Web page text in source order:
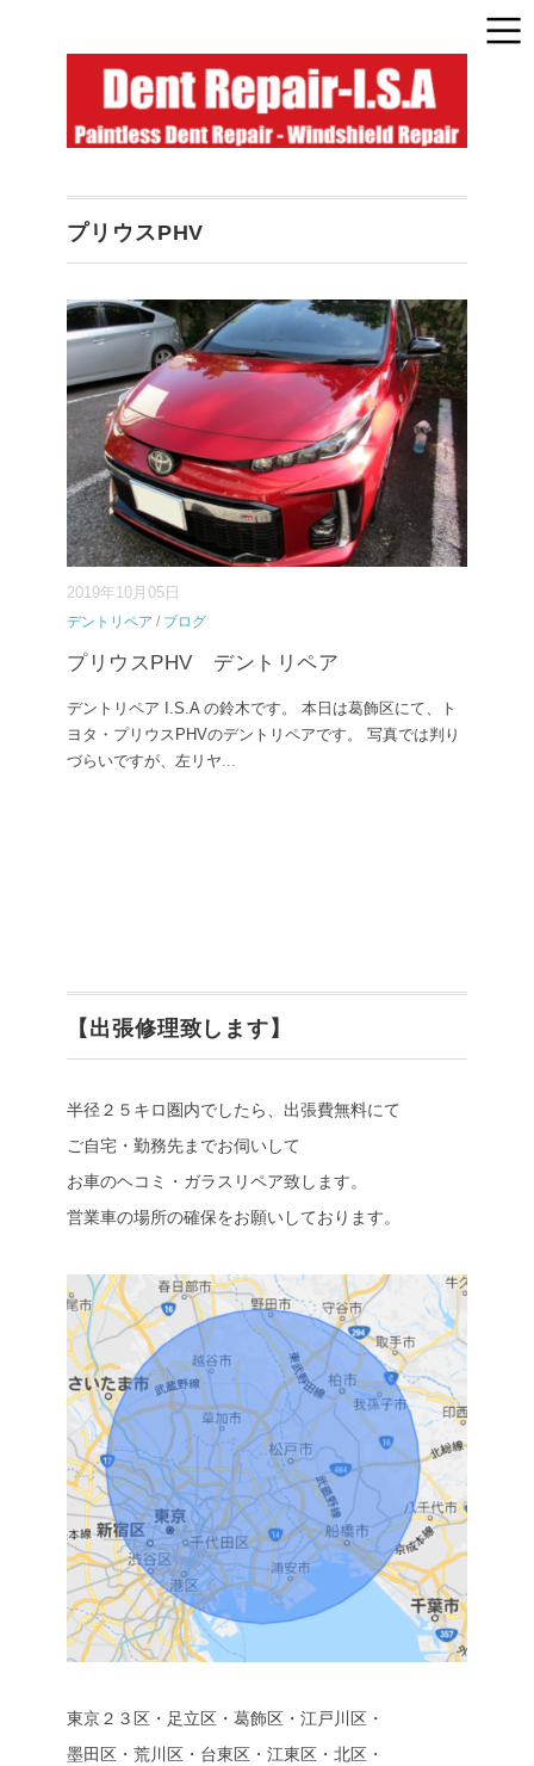
プリウスPHV
2019年10月05日
デントリペア / ブログ
プリウスPHV デントリペア
デントリペア I.S.A の鈴木です。 本日は葛飾区にて、ト
ヨタ・プリウスPHVのデントリペアです。 写真では判り
づらいですが、左リヤ...
【出張修理致します】
半径２５キロ圏内でしたら、出張費無料にて
ご自宅・勤務先までお伺いして
お車のヘコミ・ガラスリペア致します。
営業車の場所の確保をお願いしております。
東京２３区・足立区・葛飾区・江戸川区・
墨田区・荒川区・台東区・江東区・北区・